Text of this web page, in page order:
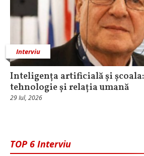
Interviu
Inteligența artificială și
tehnologie și relația umană
29 Iul, 2026
TOP 6 Interviu